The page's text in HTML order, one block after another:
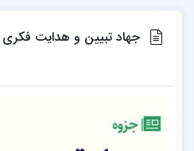
جهاد تبیین و هدایت فکری